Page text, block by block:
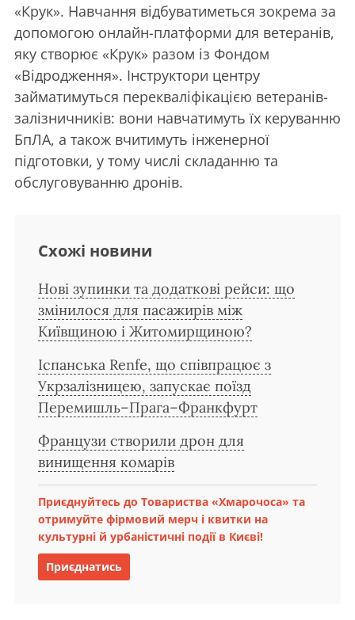
«Крук». Навчання відбуватиметься зокрема за
допомогою онлайн-платформи для ветеранів,
яку створює «Крук» разом із Фондом
«Відродження». Інструктори центру
займатимуться перекваліфікацією ветеранів-
залізничників: вони навчатимуть їх керуванню
БпЛА, а також вчитимуть інженерної
підготовки, у тому числі складанню та
обслуговуванню дронів.
Схожі новини
Нові зупинки та додаткові рейси: що
змінилося для пасажирів між
Київщиною і Житомирщиною?
Іспанська Renfe, що співпрацює з
Укрзалізницею, запускає поїзд
Перемишль–Прага–Франкфурт
Французи створили дрон для
винищення комарів
Приєднуйтесь до Товариства «Хмарочоса» та
отримуйте фірмовий мерч і квитки на
культурні й урбаністичні події в Києві!
Приєднатись